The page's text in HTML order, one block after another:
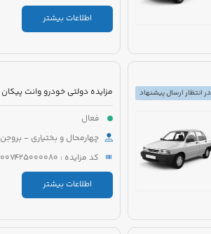
اطلاعات بیشتر
در انتظار ارسال پیشنهاد
فعال
چهارمحال و بختیاری - بروجن
کد مزایده : 5221007425000080
اطلاعات بیشتر